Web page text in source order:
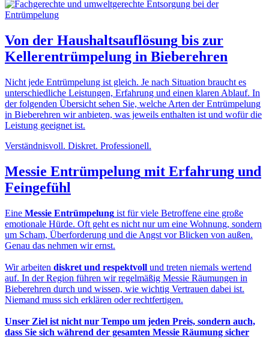
Von der Haushaltsauflösung bis zur
Kellerentrümpelung in Bieberehren
Nicht jede Entrümpelung ist gleich. Je nach Situation braucht es
unterschiedliche Leistungen, Erfahrung und einen klaren Ablauf. In
der folgenden Übersicht sehen Sie, welche Arten der Entrümpelung
in Bieberehren wir anbieten, was jeweils enthalten ist und wofür die
Leistung geeignet ist.
Verständnisvoll. Diskret. Professionell.
Messie Entrümpelung mit Erfahrung und
Feingefühl
Eine Messie Entrümpelung ist für viele Betroffene eine große
emotionale Hürde. Oft geht es nicht nur um eine Wohnung, sondern
um Scham, Überforderung und die Angst vor Blicken von außen.
Genau das nehmen wir ernst.
Wir arbeiten diskret und respektvoll und treten niemals wertend
auf. In der Region führen wir regelmäßig Messie Räumungen in
Bieberehren durch und wissen, wie wichtig Vertrauen dabei ist.
Niemand muss sich erklären oder rechtfertigen.
Unser Ziel ist nicht nur Tempo um jeden Preis, sondern auch,
dass Sie sich während der gesamten Messie Räumung sicher